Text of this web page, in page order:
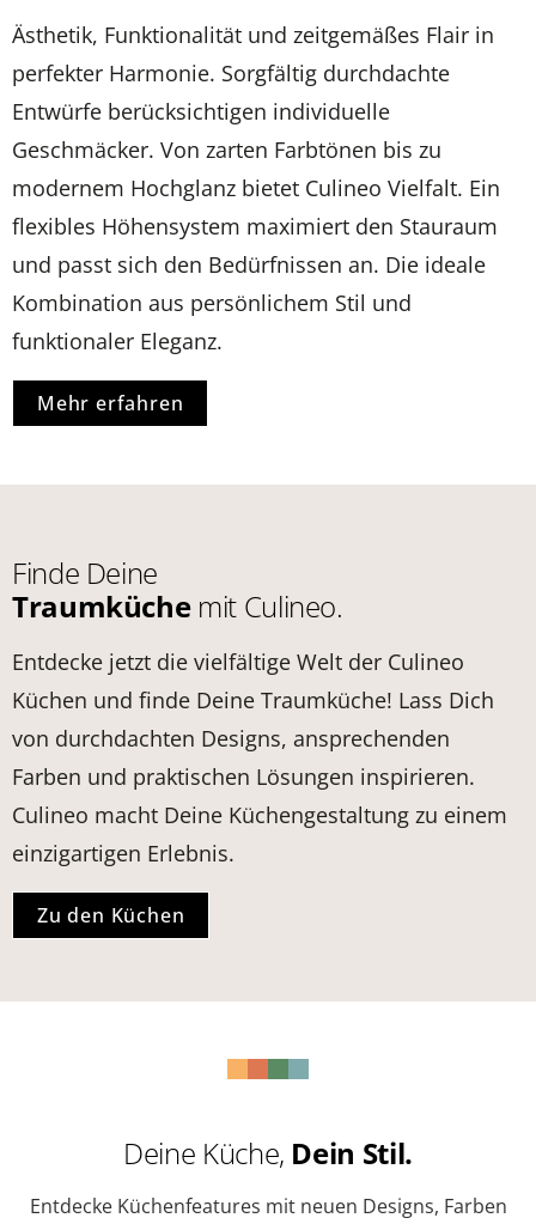
Ästhetik, Funktionalität und zeitgemäßes Flair in
perfekter Harmonie. Sorgfältig durchdachte
Entwürfe berücksichtigen individuelle
Geschmäcker. Von zarten Farbtönen bis zu
modernem Hochglanz bietet Culineo Vielfalt. Ein
flexibles Höhensystem maximiert den Stauraum
und passt sich den Bedürfnissen an. Die ideale
Kombination aus persönlichem Stil und
funktionaler Eleganz.
Mehr erfahren
Finde Deine
Traumküche mit Culineo.
Entdecke jetzt die vielfältige Welt der Culineo
Küchen und finde Deine Traumküche! Lass Dich
von durchdachten Designs, ansprechenden
Farben und praktischen Lösungen inspirieren.
Culineo macht Deine Küchengestaltung zu einem
einzigartigen Erlebnis.
Zu den Küchen
Deine Küche, Dein Stil.
Entdecke Küchenfeatures mit neuen Designs, Farben